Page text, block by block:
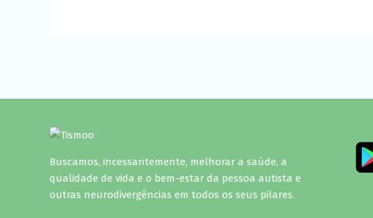
Buscamos, incessantemente, melhorar a saúde, a
qualidade de vida e o bem-estar da pessoa autista e
outras neurodivergências em todos os seus pilares.